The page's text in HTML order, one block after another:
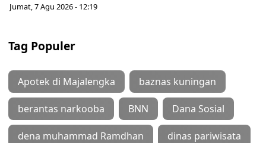
Jumat, 7 Agu 2026 - 12:19
Tag Populer
Apotek di Majalengka baznas kuningan
berantas narkooba BNN Dana Sosial
dena muhammad Ramdhan dinas pariwisata